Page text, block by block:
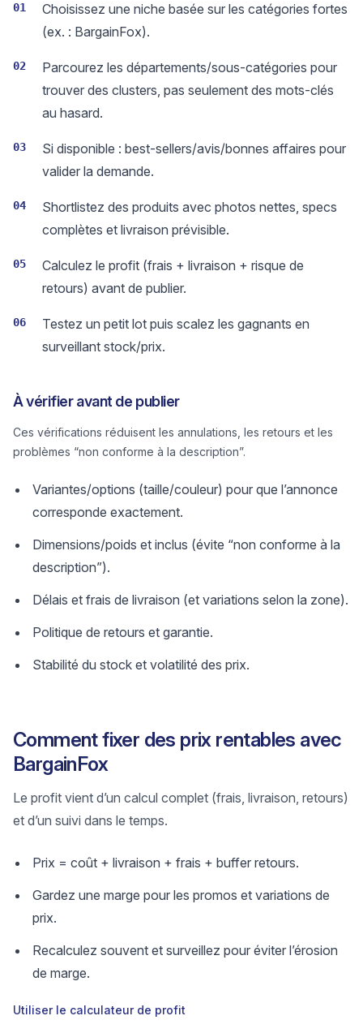
01
Choisissez une niche basée sur les catégories fortes
(ex. : BargainFox).
02
Parcourez les départements/sous-catégories pour
trouver des clusters, pas seulement des mots-clés
au hasard.
03
Si disponible : best-sellers/avis/bonnes affaires pour
valider la demande.
04
Shortlistez des produits avec photos nettes, specs
complètes et livraison prévisible.
05
Calculez le profit (frais + livraison + risque de
retours) avant de publier.
06
Testez un petit lot puis scalez les gagnants en
surveillant stock/prix.
À vérifier avant de publier
Ces vérifications réduisent les annulations, les retours et les
problèmes “non conforme à la description”.
Variantes/options (taille/couleur) pour que l’annonce
corresponde exactement.
Dimensions/poids et inclus (évite “non conforme à la
description”).
Délais et frais de livraison (et variations selon la zone).
Politique de retours et garantie.
Stabilité du stock et volatilité des prix.
Comment fixer des prix rentables avec
BargainFox
Le profit vient d’un calcul complet (frais, livraison, retours)
et d’un suivi dans le temps.
Prix = coût + livraison + frais + buffer retours.
Gardez une marge pour les promos et variations de
prix.
Recalculez souvent et surveillez pour éviter l’érosion
de marge.
Utiliser le calculateur de profit